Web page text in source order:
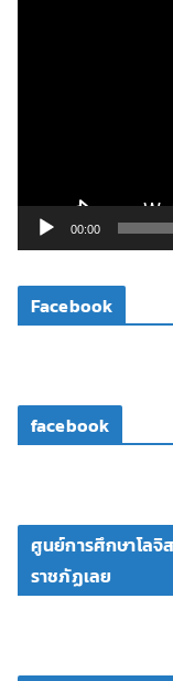
ดี
โ
00:00
Facebook
facebook
ศูนย์การศึกษาโลจิ
ราชภัฏเลย